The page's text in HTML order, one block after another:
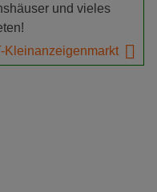
und vieles
Kleinanzeigenmarkt